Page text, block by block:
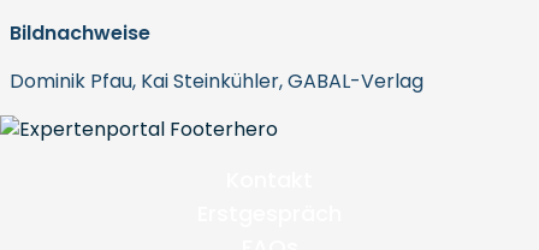
Bildnachweise
Dominik Pfau, Kai Steinkühler, GABAL-Verlag